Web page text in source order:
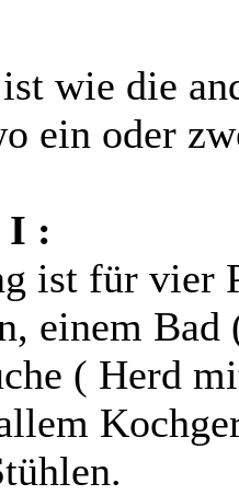
wie die
ein oder
I :
ist für vier
einem Bad
( Herd